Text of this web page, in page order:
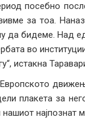
посебно
за тоа.
да бидеме. Над
во
истакна
плакета за
најпознат